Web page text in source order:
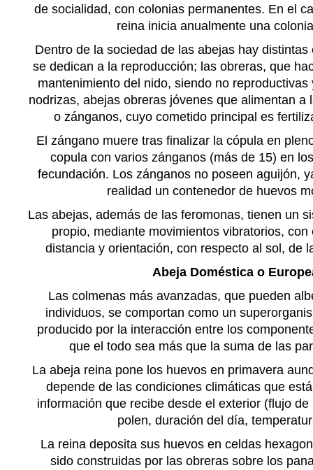
de socialidad, con colonias permanentes. En el
reina inicia anualmente una
Dentro de la sociedad de las abejas hay
se dedican a la reproducción; las obreras, que
mantenimiento del nido, siendo no
nodrizas, abejas obreras jóvenes que alimentan a
o zánganos, cuyo cometido principal es
El zángano muere tras finalizar la cópula en
copula con varios zánganos (más de 15) en
fecundación. Los zánganos no poseen aguijón,
realidad un contenedor de huevos
Las abejas, además de las feromonas, tienen un
propio, mediante movimientos vibratorios,
distancia y orientación, con respecto al sol, de
Abeja Doméstica o
Las colmenas más avanzadas, que pueden
individuos, se comportan como un
producido por la interacción entre los
que el todo sea más que la suma de las
La abeja reina pone los huevos en primavera
depende de las condiciones climáticas que
información que recibe desde el exterior (flujo
polen, duración del día,
La reina deposita sus huevos en celdas
sido construidas por las obreras sobre los